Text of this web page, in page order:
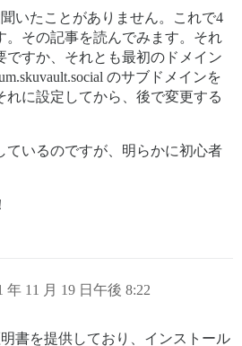
聞いたことがありません。これで4
。その記事を読んでみます。それ
ですか、それとも最初のドメイン
のサブドメインを
れに設定してから、後で変更する
ているのですが、明らかに初心者
年 11 月 19 日午後 8:22
明書を提供しており、インストール